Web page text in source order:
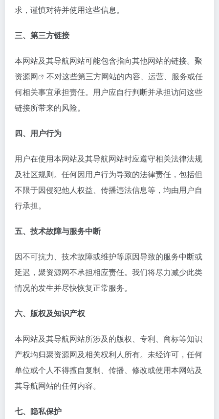
求，谨慎对待并使用这些信息。
三、第三方链接
本网站及其导航网站可能包含指向其他网站的链接。 聚
资源网
不对这些第三方网站的内容、运营、服务或任
何相关事宜承担责任。用户应自行判断并承担访问这些
链接所带来的风险。
四、用户行为
用户在使用本网站及其导航网站时应遵守相关法律法规
及社区规则。任何因用户行为导致的法律责任，包括但
不限于因侵犯他人权益、传播违法信息等，均由用户自
行承担。
五、技术故障与服务中断
因不可抗力、技术故障或维护等原因导致的服务中断或
延迟，聚资源网不承担相应责任。我们将尽力减少此类
情况的发生并尽快恢复正常服务。
六、版权及知识产权
本网站及其导航网站所涉及的版权、专利、商标等知识
产权均归聚资源网及相关权利人所有。未经许可，任何
单位或个人不得擅自复制、传播、修改或使用本网站及
其导航网站的任何内容。
七、隐私保护